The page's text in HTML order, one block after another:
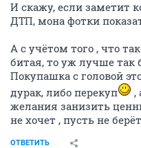
И скажу, если заметит
ДТП, мона фотки
А с учётом того , что
битая, то уж лучше так
Покупашка с головой
дурак, либо перекуп
,
желания занизить
не хочет , пусть не
ОТВЕТИТЬ